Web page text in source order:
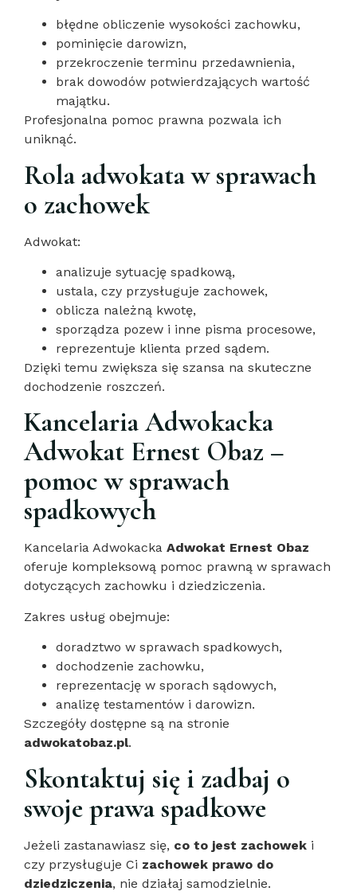
błędne obliczenie wysokości zachowku,
pominięcie darowizn,
przekroczenie terminu przedawnienia,
brak dowodów potwierdzających wartość
majątku.
Profesjonalna pomoc prawna pozwala ich
uniknąć.
Rola adwokata w sprawach
o zachowek
Adwokat:
analizuje sytuację spadkową,
ustala, czy przysługuje zachowek,
oblicza należną kwotę,
sporządza pozew i inne pisma procesowe,
reprezentuje klienta przed sądem.
Dzięki temu zwiększa się szansa na skuteczne
dochodzenie roszczeń.
Kancelaria Adwokacka
Adwokat Ernest Obaz –
pomoc w sprawach
spadkowych
Kancelaria Adwokacka Adwokat Ernest Obaz
oferuje kompleksową pomoc prawną w sprawach
dotyczących zachowku i dziedziczenia.
Zakres usług obejmuje:
doradztwo w sprawach spadkowych,
dochodzenie zachowku,
reprezentację w sporach sądowych,
analizę testamentów i darowizn.
Szczegóły dostępne są na stronie
adwokatobaz.pl.
Skontaktuj się i zadbaj o
swoje prawa spadkowe
Jeżeli zastanawiasz się, co to jest zachowek i
czy przysługuje Ci zachowek prawo do
dziedziczenia, nie działaj samodzielnie.